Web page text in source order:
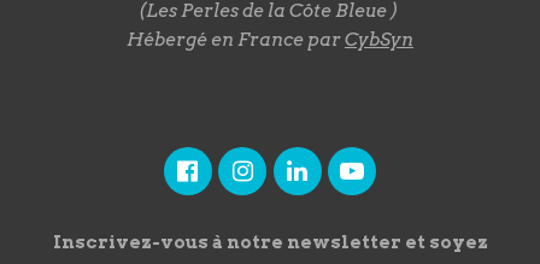
(Les Perles de la Côte Bleue )
Hébergé en France parCybSyn
Inscrivez-vous à notre newsletter et soyez